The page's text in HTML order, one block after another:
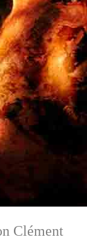
Clément